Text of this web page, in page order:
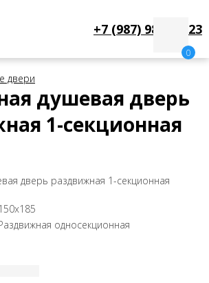
+7 (987) 987-63-23
0
двери
душевая дверь
1-секционная
односекционная